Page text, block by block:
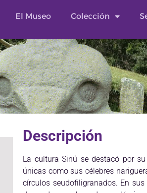
El Museo Colección
Descripción
La cultura Sinú se destacó por
únicas como sus célebres
círculos seudofiligranados. En